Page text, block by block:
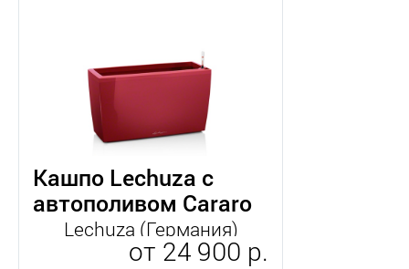
Кашпо Lechuza с
автополивом Cararo
Lechuza (Германия)
от 24 900 р.